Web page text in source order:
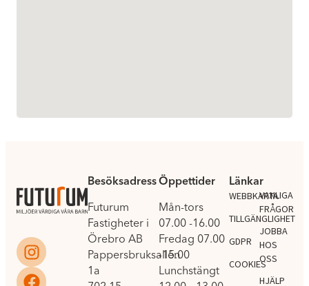
Besöksadress
Futurum
Fastigheter i
Örebro AB
Pappersbruksallén
1a
Öppettider
Mån-tors
07.00 -16.00
Fredag 07.00
-15.00
Lunchstängt
Länkar
WEBBKARTA
TILLGÄNGLIGHET
GDPR
COOKIES
.
VANLIGA
FRÅGOR
JOBBA
HOS
OSS
HJÄLP